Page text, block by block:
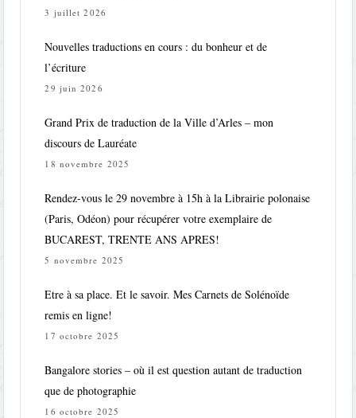
3 juillet 2026
Nouvelles traductions en cours : du bonheur et de
l’écriture
29 juin 2026
Grand Prix de traduction de la Ville d’Arles – mon
discours de Lauréate
18 novembre 2025
Rendez-vous le 29 novembre à 15h à la Librairie polonaise
(Paris, Odéon) pour récupérer votre exemplaire de
BUCAREST, TRENTE ANS APRES!
5 novembre 2025
Etre à sa place. Et le savoir. Mes Carnets de Solénoïde
remis en ligne!
17 octobre 2025
Bangalore stories – où il est question autant de traduction
que de photographie
16 octobre 2025